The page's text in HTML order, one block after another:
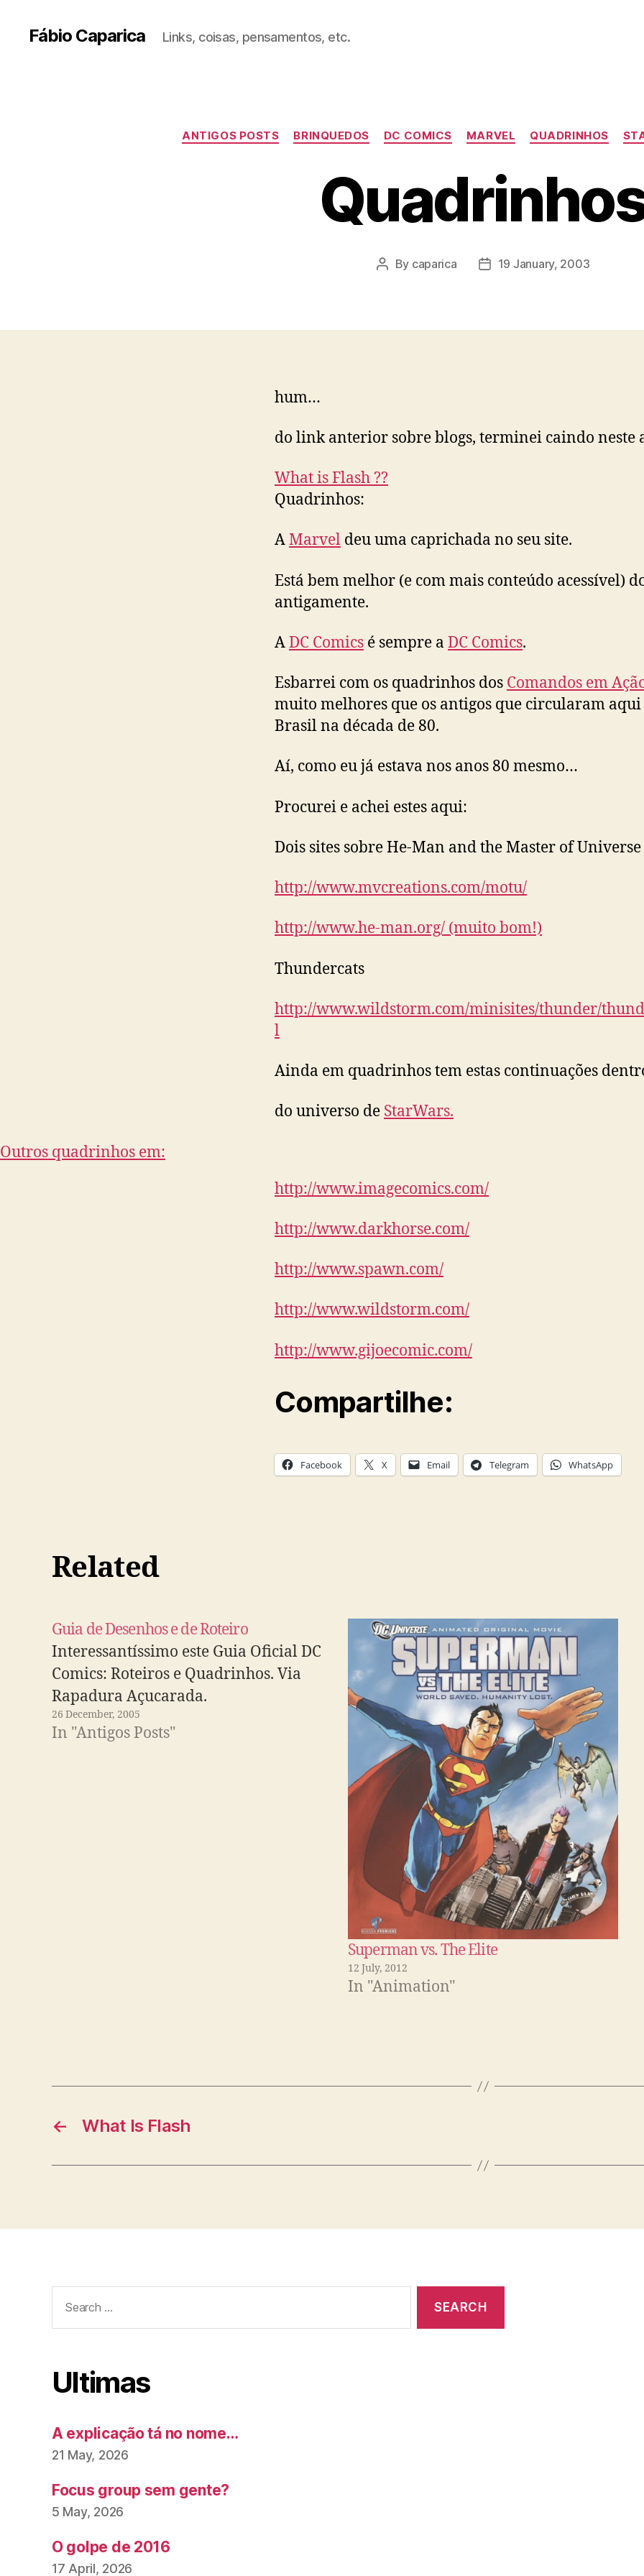
Fábio Caparica Links, coisas, pensamentos, etc.
Categories
ANTIGOS POSTS BRINQUEDOS DC COMICS MARVEL QUADRINHOS
Post
By caparica
Post19 January, 2003
hum…
do link anterior sobre blogs, terminei caindo neste
What is Flash ??
Quadrinhos:
AMarvel deu uma caprichada no seu site.
Está bem melhor (e com mais conteúdo acessível)
antigamente.
ADC Comics é sempre a DC Comics.
Esbarrei com os quadrinhos dos Comandos em
muito melhores que os antigos que circularam aqui
Brasil na década de 80.
Aí, como eu já estava nos anos 80 mesmo…
Procurei e achei estes aqui:
Dois sites sobre He-Man and the Master of Universe
http://www.mvcreations.com/motu/
http://www.he-man.org/ (muito bom!)
Thundercats
http://www.wildstorm.com/minisites/thunder/
l
Ainda em quadrinhos tem estas continuações
do universo de StarWars.
Outros quadrinhos em:
http://www.imagecomics.com/
http://www.darkhorse.com/
http://www.spawn.com/
http://www.wildstorm.com/
http://www.gijoecomic.com/
Compartilhe:
Facebook X Email Telegram WhatsApp
Related
Guia de Desenhos e de Roteiro
Interessantíssimo este Guia Oficial DC
Comics: Roteiros e Quadrinhos. Via
Rapadura Açucarada.
26 December, 2005
In "Antigos Posts"
Superman vs. The Elite
12 July, 2012
In "Animation"
← What Is Flash
for:
Ultimas
A explicação tá no nome…
21 May, 2026
Focus group sem gente?
5 May, 2026
O golpe de 2016
17 April, 2026